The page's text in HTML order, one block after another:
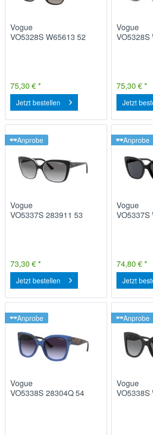
Vogue
VO5328S W65613 52
75,30 € *
Jetzt bestellen
Vogue
VO5328S
75,30 € *
Jetzt
Anprobe
Vogue
VO5337S 283911 53
73,30 € *
Jetzt bestellen
Anprobe
Vogue
VO5337S
74,80 € *
Jetzt
Anprobe
Vogue
VO5338S 28304Q 54
Anprobe
Vogue
VO5338S